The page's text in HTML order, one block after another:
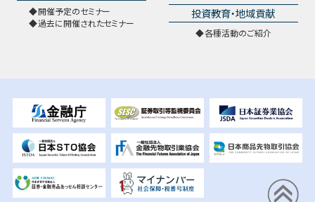
開催予定のセミナー
過去に開催されたセミナー
投資教育・地域貢献
各種活動のご紹介